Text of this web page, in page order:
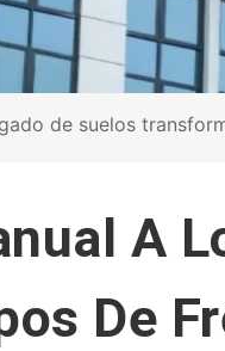
de suelos
A
De